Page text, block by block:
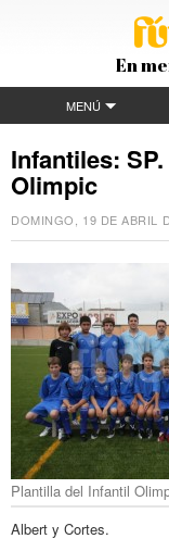
En
MENÚ
Infantiles:
Olimpic
DOMINGO, 19 DE ABRIL
Plantilla del Infantil
Albert y Cortes.